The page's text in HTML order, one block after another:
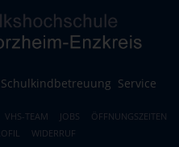
Schulkindbetreuung Service
VHS-TEAM JOBS
ÖFFNUNGSZEITEN
WIDERRUF